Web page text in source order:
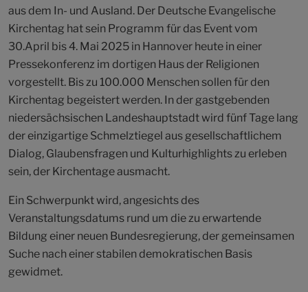
aus dem In- und Ausland. Der Deutsche Evangelische
Kirchentag hat sein Programm für das Event vom
30.April bis 4. Mai 2025 in Hannover heute in einer
Pressekonferenz im dortigen Haus der Religionen
vorgestellt. Bis zu 100.000 Menschen sollen für den
Kirchentag begeistert werden. In der gastgebenden
niedersächsischen Landeshauptstadt wird fünf Tage lang
der einzigartige Schmelztiegel aus gesellschaftlichem
Dialog, Glaubensfragen und Kulturhighlights zu erleben
sein, der Kirchentage ausmacht.
Ein Schwerpunkt wird, angesichts des
Veranstaltungsdatums rund um die zu erwartende
Bildung einer neuen Bundesregierung, der gemeinsamen
Suche nach einer stabilen demokratischen Basis
gewidmet.